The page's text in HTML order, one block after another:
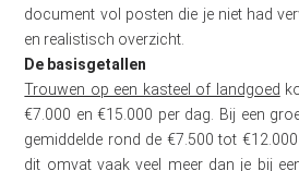
document vol posten die je niet had
en realistisch overzicht.
De basisgetallen
Trouwen op een kasteel of landgoed
€7.000 en €15.000 per dag. Bij een
gemiddelde rond de €7.500 tot
dit omvat vaak veel meer dan je bij